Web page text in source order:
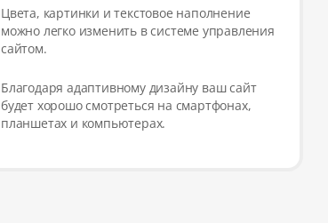
Цвета, картинки и текстовое наполнение
можно легко изменить в системе управления
сайтом.
Благодаря адаптивному дизайну ваш сайт
будет хорошо смотреться на смартфонах,
планшетах и компьютерах.